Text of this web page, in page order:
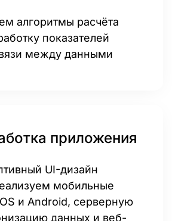
алгоритмы расчёта
показателей
между данными
приложения
UI-дизайн
мобильные
и Android, серверную
данных и веб-